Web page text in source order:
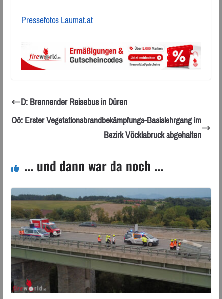
Pressefotos Laumat.at
D: Brennender Reisebus in Düren
Oö: Erster Vegetationsbrandbekämpfungs-Basislehrgang im
Bezirk Vöcklabruck abgehalten
... und dann war da noch ...